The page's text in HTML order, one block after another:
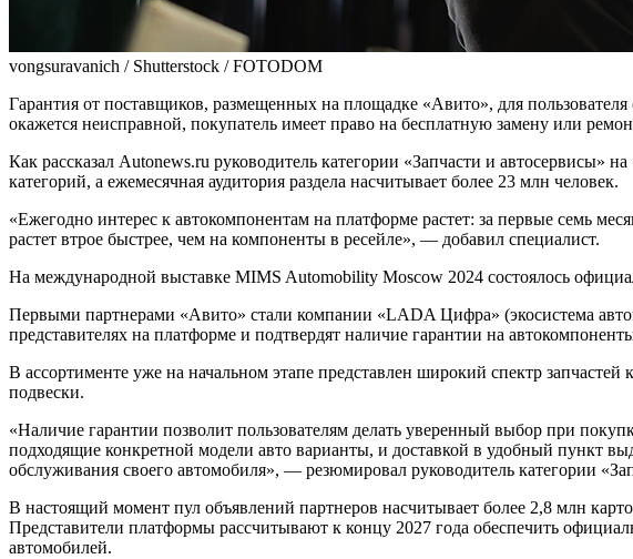
vongsuravanich / Shutterstock / FOTODOM
Гарантия от поставщиков, размещенных на площадке «Авито», для
окажется неисправной, покупатель имеет право на бесплатную замену или
Как рассказал Autonews.ru руководитель категории «Запчасти и
категорий, а ежемесячная аудитория раздела насчитывает более 23 млн человек.
«Ежегодно интерес к автокомпонентам на платформе растет: за первые семь
растет втрое быстрее, чем на компоненты в ресейле», — добавил специалист.
На международной выставке MIMS Automobility Moscow 2024 состоялось
Первыми партнерами «Авито» стали компании «LADA Цифра» (экосистема
представителях на платформе и подтвердят наличие гарантии на
В ассортименте уже на начальном этапе представлен широкий спектр
подвески.
«Наличие гарантии позволит пользователям делать уверенный выбор при
подходящие конкретной модели авто варианты, и доставкой в удобный пункт
обслуживания своего автомобиля», — резюмировал руководитель категории
В настоящий момент пул объявлений партнеров насчитывает более 2,8 млн
Представители платформы рассчитывают к концу 2027 года обеспечить
автомобилей.